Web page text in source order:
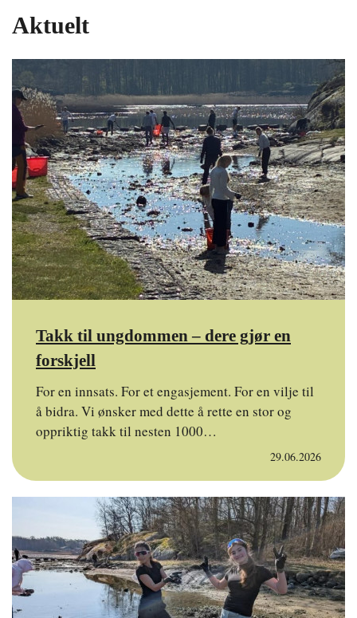
Aktuelt
Takk til ungdommen – dere gjør en
forskjell
For en innsats. For et engasjement. For en vilje til
å bidra. Vi ønsker med dette å rette en stor og
oppriktig takk til nesten 1000…
29.06.2026